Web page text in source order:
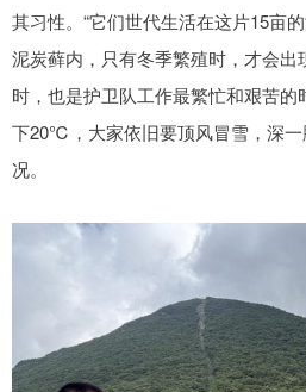
其习性。“它们世代生活在这片15亩
泥炭藓内，只有冬季繁殖时，才会出
时，也是护卫队工作最繁忙和艰苦
下20℃，大家依旧要顶风冒雪，深
况。